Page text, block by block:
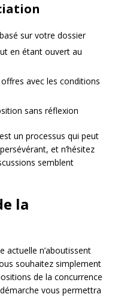
sur votre dossier
en étant ouvert au
avec les conditions
sans réflexion
un processus qui peut
et n’hésitez
semblent
la
actuelle n’aboutissent
souhaitez simplement
de la concurrence
vous permettra